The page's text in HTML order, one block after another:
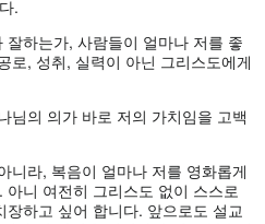
.
하는가, 사람들이 얼마나 저를 좋
로, 성취, 실력이 아닌 그리스도에게
님의 의가 바로 저의 가치임을 고백
니라, 복음이 얼마나 저를 영화롭게
니 여전히 그리스도 없이 스스로
하고 싶어 합니다. 앞으로도 설교